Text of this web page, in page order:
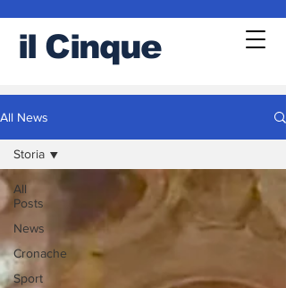
il Cinque
All News
All
Posts
News
Cronache
Sport
Storia